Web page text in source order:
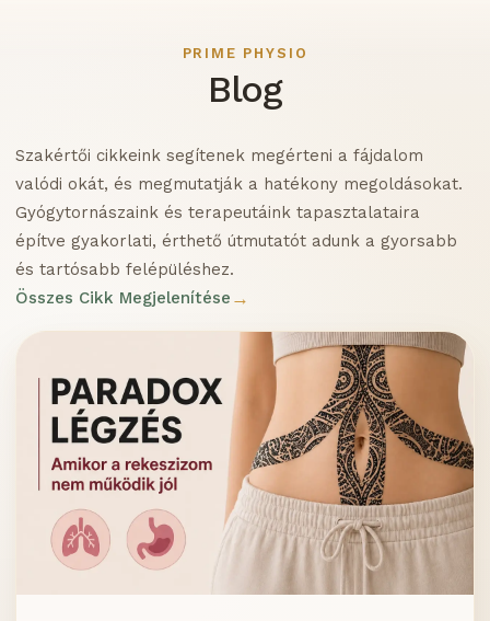
Blog
Szakértői cikkeink segítenek megérteni a fájdalom
valódi okát, és megmutatják a hatékony megoldásokat.
Gyógytornászaink és terapeutáink tapasztalataira
építve gyakorlati, érthető útmutatót adunk a gyorsabb
és tartósabb felépüléshez.
Összes Cikk Megjelenítése